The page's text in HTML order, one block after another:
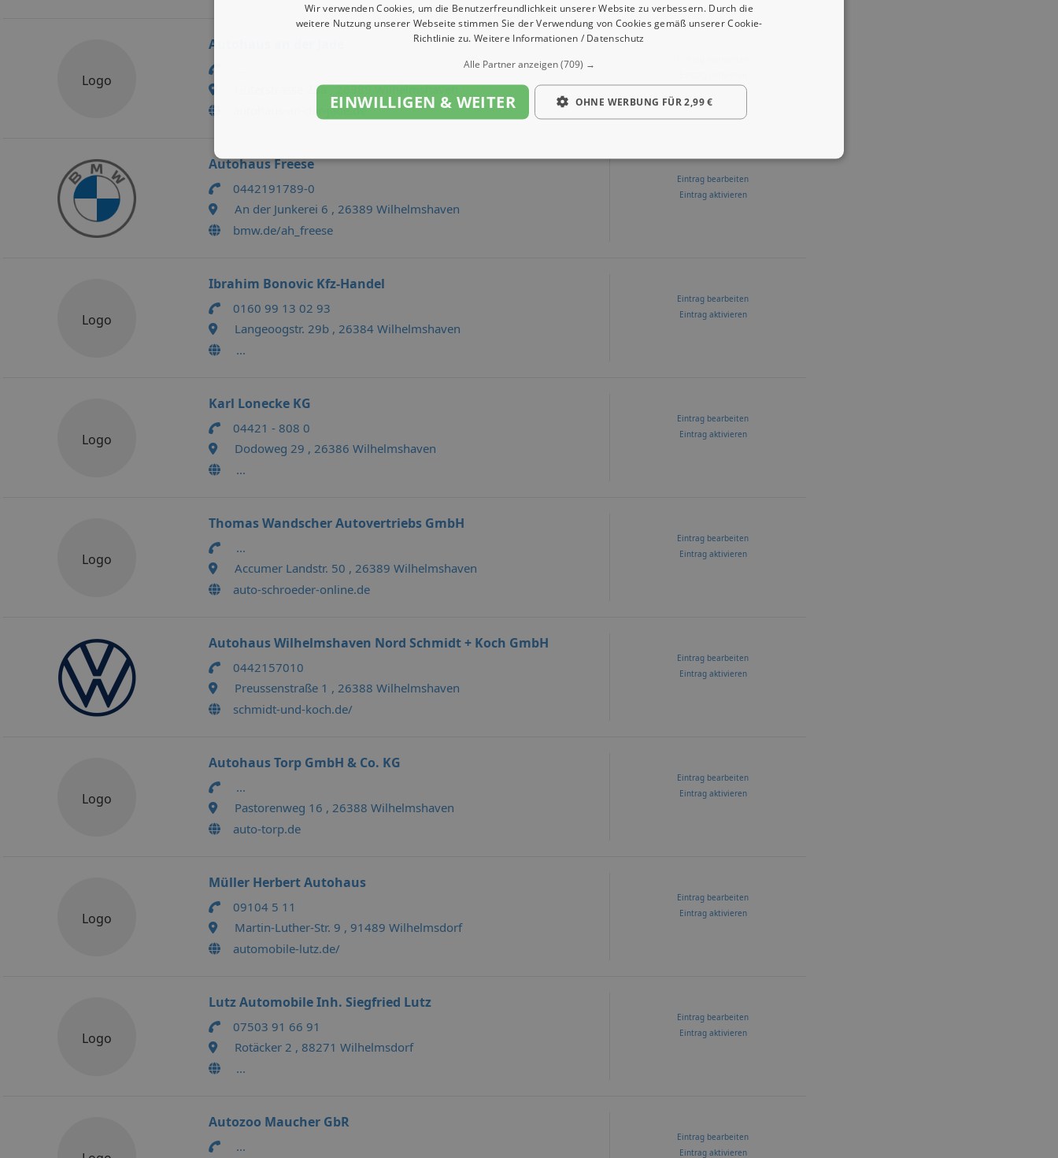
Logo
Autohaus an der Jade
Güterstrasse 23a , 26389 Wilhelmshaven
autohaus-an-der-jade.de
Autohaus Freese
0442191789-0
An der Junkerei 6 , 26389 Wilhelmshaven
bmw.de/ah_freese
Eintrag bearbeiten
Eintrag aktivieren
Logo
Ibrahim Bonovic Kfz-Handel
0160 99 13 02 93
Langeoogstr. 29b , 26384 Wilhelmshaven
...
Eintrag bearbeiten
Eintrag aktivieren
Logo
Karl Lonecke KG
04421 - 808 0
Dodoweg 29 , 26386 Wilhelmshaven
...
Eintrag bearbeiten
Eintrag aktivieren
Logo
Thomas Wandscher Autovertriebs GmbH
...
Accumer Landstr. 50 , 26389 Wilhelmshaven
auto-schroeder-online.de
Eintrag bearbeiten
Eintrag aktivieren
Autohaus Wilhelmshaven Nord Schmidt + Koch GmbH
0442157010
Preussenstraße 1 , 26388 Wilhelmshaven
schmidt-und-koch.de/
Eintrag bearbeiten
Eintrag aktivieren
Logo
Autohaus Torp GmbH & Co. KG
...
Pastorenweg 16 , 26388 Wilhelmshaven
auto-torp.de
Eintrag bearbeiten
Eintrag aktivieren
Logo
Müller Herbert Autohaus
09104 5 11
Martin-Luther-Str. 9 , 91489 Wilhelmsdorf
automobile-lutz.de/
Eintrag bearbeiten
Eintrag aktivieren
Logo
Lutz Automobile Inh. Siegfried Lutz
07503 91 66 91
Rotäcker 2 , 88271 Wilhelmsdorf
...
Eintrag bearbeiten
Eintrag aktivieren
Autozoo Maucher GbR
...
Eintrag bearbeiten
Eintrag aktivieren
Wir verwenden Cookies, um die Benutzerfreundlichkeit unserer Website zu verbessern. Durch die
weitere Nutzung unserer Webseite stimmen Sie der Verwendung von Cookies gemäß unserer Cookie-
Richtlinie zu. Weitere Informationen / Datenschutz
Alle Partner anzeigen(709) →
EINWILLIGEN & WEITER OHNE WERBUNG FÜR 2,99 €